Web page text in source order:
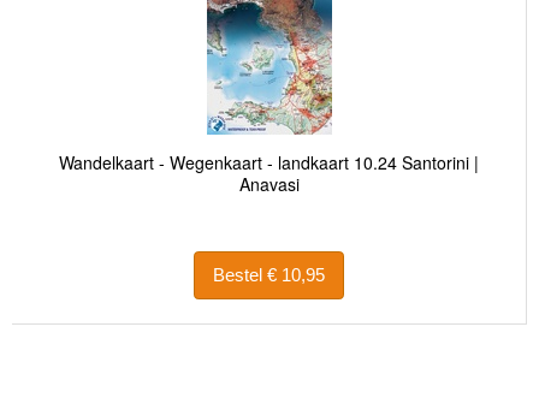
Wandelkaart - Wegenkaart - landkaart 10.24 Santorini |
Anavasi
Bestel € 10,95